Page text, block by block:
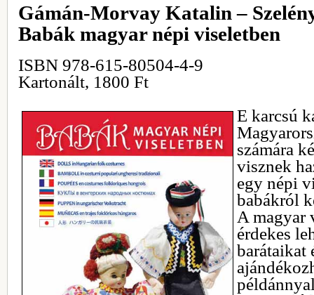
Gámán-Morvay Katalin –
Babák magyar népi viseletben
ISBN 978-615-80504-4-9
Kartonált, 1800 Ft
E karcsú
számára
visznek
egy népi
babákról
A magyar
érdekes
barátaikat